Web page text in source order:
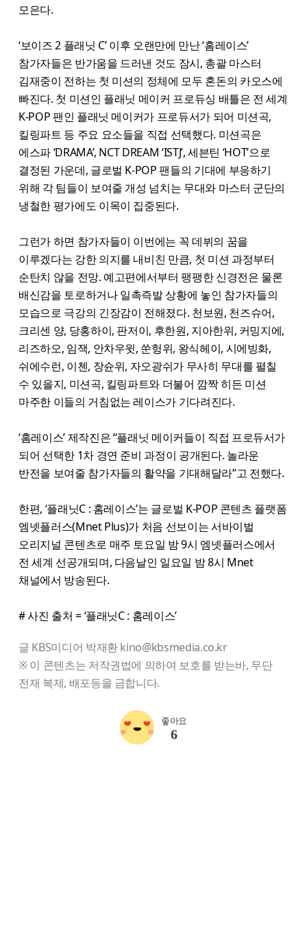
모은다.
‘보이즈 2 플래닛 C’ 이후 오랜만에 만난 ‘홈레이스’
참가자들은 반가움을 드러낸 것도 잠시, 총괄 마스터
김재중이 전하는 첫 미션의 정체에 모두 혼돈의 카오스에
빠진다. 첫 미션인 플래닛 메이커 프로듀싱 배틀은 전 세계
K-POP 팬인 플래닛 메이커가 프로듀서가 되어 미션곡,
킬링파트 등 주요 요소들을 직접 선택했다. 미션곡은
에스파 ‘DRAMA’, NCT DREAM ‘ISTJ’, 세븐틴 ‘HOT’으로
결정된 가운데, 글로벌 K-POP 팬들의 기대에 부응하기
위해 각 팀들이 보여줄 개성 넘치는 무대와 마스터 군단의
냉철한 평가에도 이목이 집중된다.
그런가 하면 참가자들이 이번에는 꼭 데뷔의 꿈을
이루겠다는 강한 의지를 내비친 만큼, 첫 미션 과정부터
순탄치 않을 전망. 예고편에서부터 팽팽한 신경전은 물론
배신감을 토로하거나 일촉즉발 상황에 놓인 참가자들의
모습으로 극강의 긴장감이 전해졌다. 천보원, 천즈슈어,
크리센 양, 당홍하이, 판저이, 후한원, 지아한위, 커밍지에,
리즈하오, 임잭, 안차우윗, 쑨헝위, 왕식헤이, 시에빙화,
쉬에수런, 이첸, 장슌위, 자오광쉬가 무사히 무대를 펼칠
수 있을지, 미션곡, 킬링파트와 더불어 깜짝 히든 미션
마주한 이들의 거침없는 레이스가 기다려진다.
‘홈레이스’ 제작진은 “플래닛 메이커들이 직접 프로듀서가
되어 선택한 1차 경연 준비 과정이 공개된다. 놀라운
반전을 보여줄 참가자들의 활약을 기대해달라”고 전했다.
한편, ‘플래닛C : 홈레이스’는 글로벌 K-POP 콘텐츠 플랫폼
엠넷플러스(Mnet Plus)가 처음 선보이는 서바이벌
오리지널 콘텐츠로 매주 토요일 밤 9시 엠넷플러스에서
전 세계 선공개되며, 다음날인 일요일 밤 8시 Mnet
채널에서 방송된다.
# 사진 출처 = ‘플래닛C : 홈레이스’
글 KBS미디어 박재환 kino@kbsmedia.co.kr
※ 이 콘텐츠는 저작권법에 의하여 보호를 받는바, 무단
전재 복제, 배포등을 금합니다.
좋아요
6